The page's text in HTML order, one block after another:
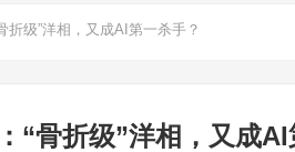
折级”洋相，又成AI第一杀手？
“骨折级”洋相，又成AI